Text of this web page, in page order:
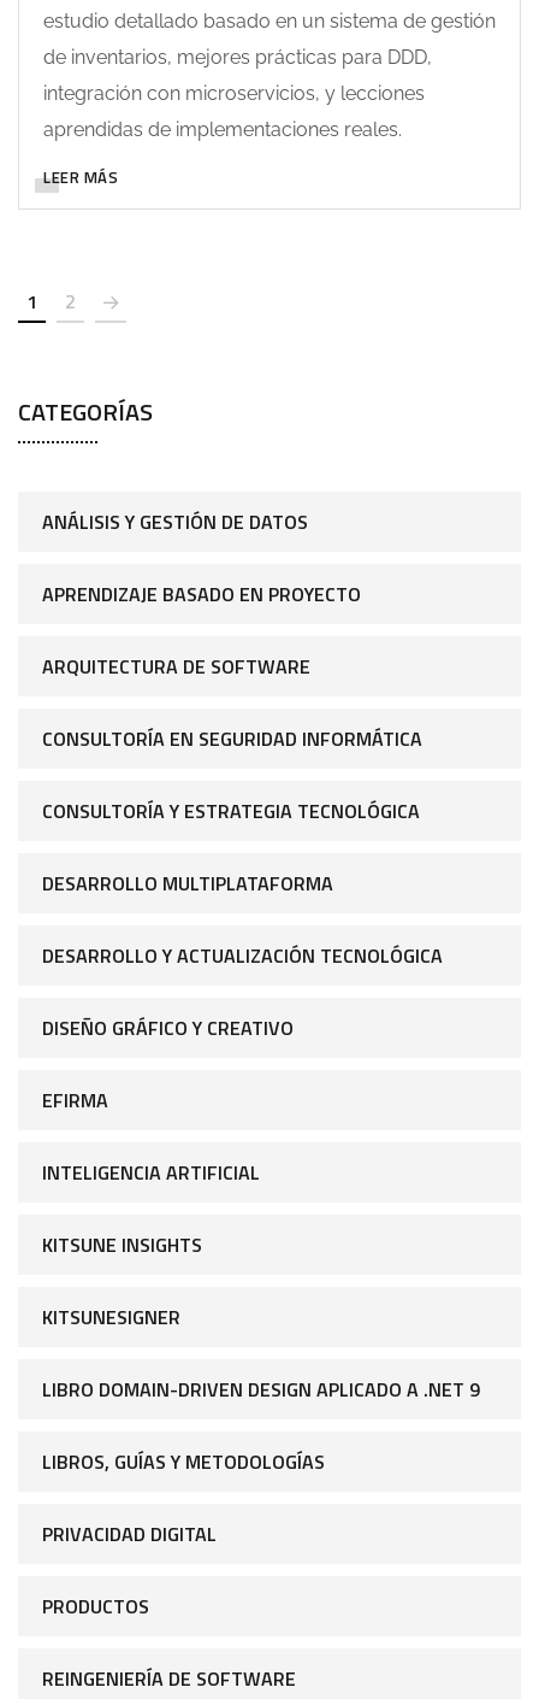
estudio detallado basado en un sistema de gestión
de inventarios, mejores prácticas para DDD,
integración con microservicios, y lecciones
aprendidas de implementaciones reales.
LEER MÁS
1 2
CATEGORÍAS
ANÁLISIS Y GESTIÓN DE DATOS
APRENDIZAJE BASADO EN PROYECTO
ARQUITECTURA DE SOFTWARE
CONSULTORÍA EN SEGURIDAD INFORMÁTICA
CONSULTORÍA Y ESTRATEGIA TECNOLÓGICA
DESARROLLO MULTIPLATAFORMA
DESARROLLO Y ACTUALIZACIÓN TECNOLÓGICA
DISEÑO GRÁFICO Y CREATIVO
EFIRMA
INTELIGENCIA ARTIFICIAL
KITSUNE INSIGHTS
KITSUNESIGNER
LIBRO DOMAIN-DRIVEN DESIGN APLICADO A .NET 9
LIBROS, GUÍAS Y METODOLOGÍAS
PRIVACIDAD DIGITAL
PRODUCTOS
REINGENIERÍA DE SOFTWARE